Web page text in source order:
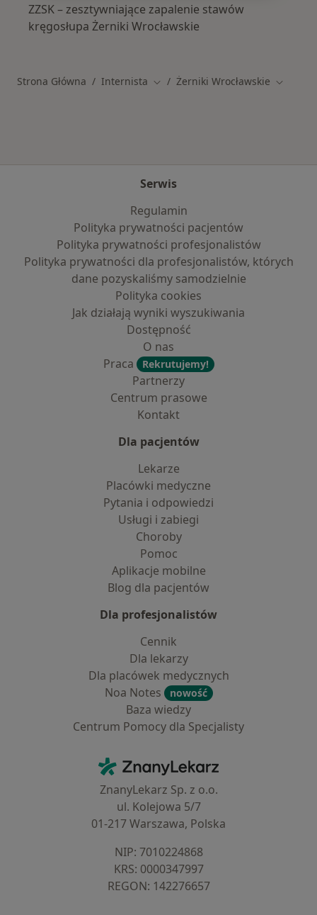
ZZSK – zesztywniające zapalenie stawów
kręgosłupa Żerniki Wrocławskie
Strona Główna Internista Zmień miasto
Żerniki Wrocławskie Zmień
Serwis
Regulamin
Polityka prywatności pacjentów
Polityka prywatności profesjonalistów
Polityka prywatności dla profesjonalistów, których
dane pozyskaliśmy samodzielnie
Polityka cookies
Jak działają wyniki wyszukiwania
Dostępność
O nas
Praca
Rekrutujemy!
Partnerzy
Centrum prasowe
Kontakt
Dla pacjentów
Lekarze
Placówki medyczne
Pytania i odpowiedzi
Usługi i zabiegi
Choroby
Pomoc
Aplikacje mobilne
Blog dla pacjentów
Dla profesjonalistów
Cennik
Dla lekarzy
Dla placówek medycznych
Noa Notes
nowość
Baza wiedzy
Centrum Pomocy dla Specjalisty
ZnanyLekarz - Strona główna
ZnanyLekarz Sp. z o.o.
ul. Kolejowa 5/7
01-217 Warszawa, Polska
NIP: ⁠7010224868
KRS: ⁠0000347997
REGON: ⁠142276657